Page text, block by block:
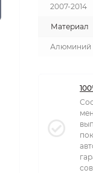
2007-2014
Материал
Алюминий